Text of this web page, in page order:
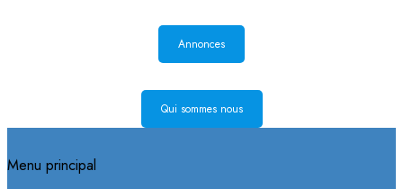
Annonces
Qui sommes nous
Menu principal